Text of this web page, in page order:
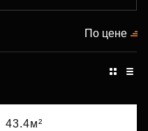
По цене
43.4м²